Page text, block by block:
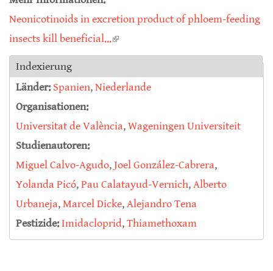
Neonicotinoids in excretion product of phloem-feeding
insects kill beneficial...(link is external)
Indexierung
Länder:Spanien,Niederlande
Organisationen:
Universitat de València,Wageningen Universiteit
Studienautoren:
Miguel Calvo-Agudo,Joel González-Cabrera,
Yolanda Picó,Pau Calatayud-Vernich,Alberto
Urbaneja,Marcel Dicke,Alejandro Tena
Pestizide:Imidacloprid,Thiamethoxam